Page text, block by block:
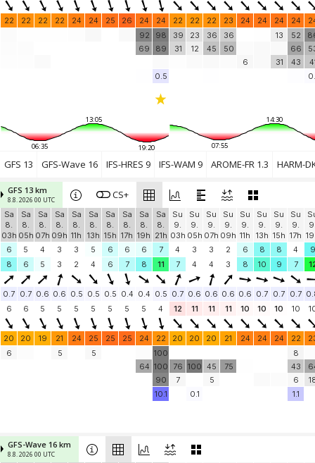
Donostia-San Sebastian
Donostia DAVIS (41 km) 0.8 knots
22 22 22 22 24 24 25 26 24 24 22 22 22 23 24 24 24 24
92
69
98
89
39
31
23
12
36
45
36
50
6
13
31
52
66
43
0.5
13:05
06:35 19:20
14:30
07:55
GFS 13 GFS-Wave 16 IFS-HRES 9 IFS-WAM 9 AROME-FR 1.3 HARM-
GFS 13 km
8.8. 2026 00 UTC CS+
Sa
8.
03h
Sa
8.
05h
Sa
8.
07h
Sa
8.
09h
Sa
8.
11h
Sa
8.
13h
Sa
8.
15h
Sa
8.
17h
Sa
8.
19h
Sa
8.
21h
Su
9.
03h
Su
9.
05h
Su
9.
07h
Su
9.
09h
Su
9.
11h
Su
9.
13h
Su
9.
15h
Su
9.
17h
6
5 4 3 3 5 6 6 6 7 4 3 3 2 6 8 8 4
9
8
6 5 3 2 4 6 7 8 11 7 4 4 3 8 10 9 7
0.7 0.7 0.6 0.6 0.5 0.5 0.5 0.4 0.4 0.5 0.7 0.6 0.6 0.6 0.6 0.7 0.7 0.7
6
6 5 5 5 5 5 5 5 4 12 11 11 11 10 10 10 10
20 20 19 21 24 25 25 25 24 22 20 20 20 21 24 24 24 22
6
5
5
64
100
100
90
76
7
100 45
5
75
8
43
6
10.1
0.1 1.1
GFS-Wave 16 km
8.8. 2026 00 UTC